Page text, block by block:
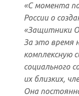
«С момента
России о
«Защитники
За это время
комплексную
социального
их близких,
Она